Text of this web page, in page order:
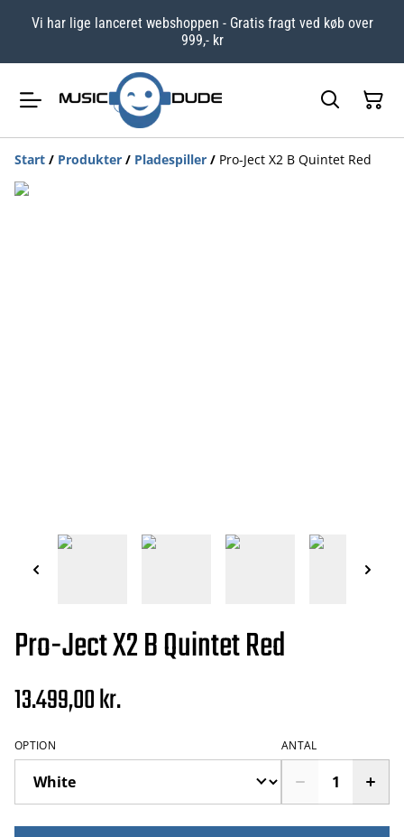
Vi har lige lanceret webshoppen - Gratis fragt ved køb over
999,- kr
Start / Produkter / Pladespiller / Pro-Ject X2 B Quintet Red
Pro-Ject X2 B Quintet Red
13.499,00 kr.
OPTION ANTAL